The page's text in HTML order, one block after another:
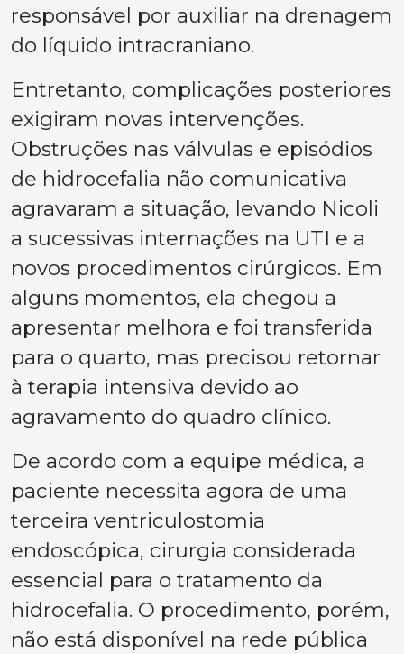
responsável por auxiliar na drenagem
do líquido intracraniano.
Entretanto, complicações posteriores
exigiram novas intervenções.
Obstruções nas válvulas e episódios
de hidrocefalia não comunicativa
agravaram a situação, levando Nicoli
a sucessivas internações na UTI e a
novos procedimentos cirúrgicos. Em
alguns momentos, ela chegou a
apresentar melhora e foi transferida
para o quarto, mas precisou retornar
à terapia intensiva devido ao
agravamento do quadro clínico.
De acordo com a equipe médica, a
paciente necessita agora de uma
terceira ventriculostomia
endoscópica, cirurgia considerada
essencial para o tratamento da
hidrocefalia. O procedimento, porém,
não está disponível na rede pública